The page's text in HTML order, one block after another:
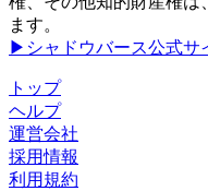
ます。
▶シャドウバース公式サ
トップ
ヘルプ
運営会社
採用情報
利用規約